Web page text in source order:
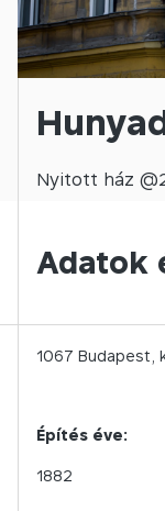
Nyitott ház @
Adatok
1067 Budapest,
Építés éve:
1882